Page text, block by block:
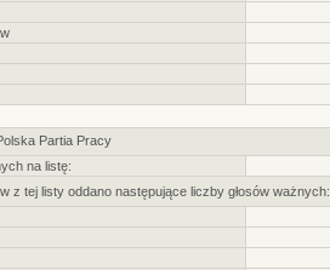
Partia Pracy
na listę:
z tej listy oddano następujące liczby głosów ważnych: